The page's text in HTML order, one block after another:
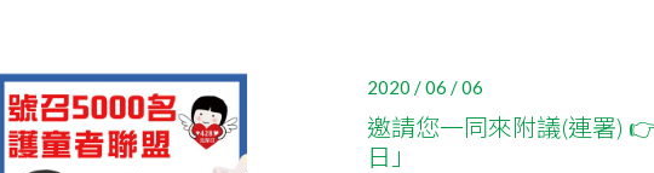
2020 / 06 / 06
邀請您一同來附議(連署)
日」